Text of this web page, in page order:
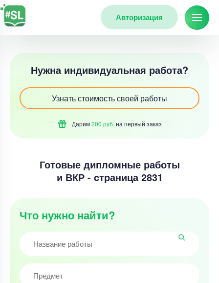
Авторизация
Нужна индивидуальная работа?
Узнать стоимость своей работы
Дарим200 руб. на первый заказ
Готовые дипломные работы
и ВКР - cтраница 2831
Что нужно найти?